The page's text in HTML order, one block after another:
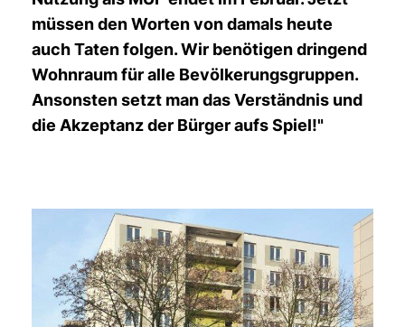
müssen den Worten von damals heute
auch Taten folgen. Wir benötigen dringend
Wohnraum für alle Bevölkerungsgruppen.
Ansonsten setzt man das Verständnis und
die Akzeptanz der Bürger aufs Spiel!"